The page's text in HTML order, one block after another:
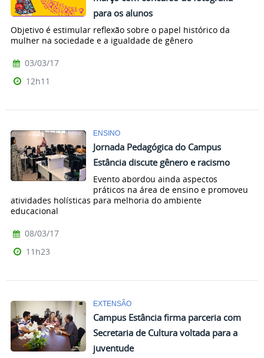
para os alunos
Objetivo é estimular reflexão sobre o papel histórico da
mulher na sociedade e a igualdade de gênero
03/03/17
12h11
ENSINO
Jornada Pedagógica do Campus
Estância discute gênero e racismo
Evento abordou ainda aspectos
práticos na área de ensino e promoveu
atividades holísticas para melhoria do ambiente
educacional
08/03/17
11h23
EXTENSÃO
Campus Estância firma parceria com
Secretaria de Cultura voltada para a
juventude